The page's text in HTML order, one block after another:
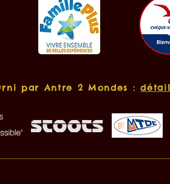
par Antre 2 Mondes :